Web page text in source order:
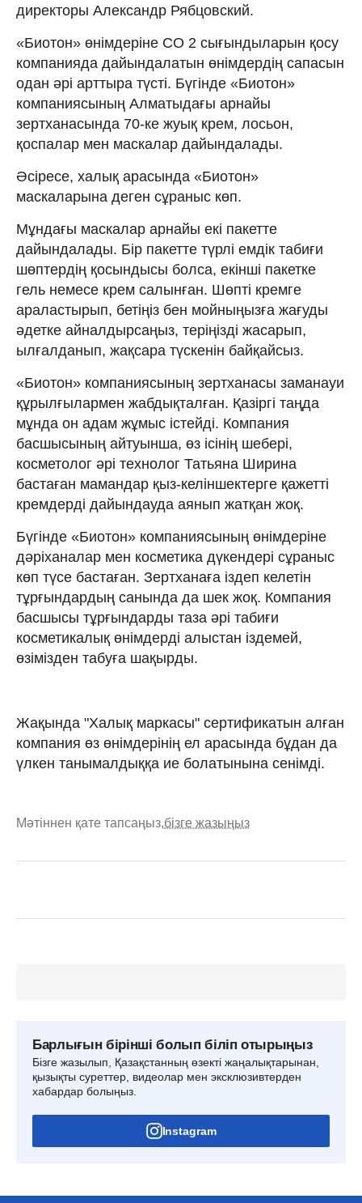
директоры Александр Рябцовский.
«Биотон» өнімдеріне СО 2 сығындыларын қосу
компанияда дайындалатын өнімдердің сапасын
одан әрі арттыра түсті. Бүгінде «Биотон»
компаниясының Алматыдағы арнайы
зертханасында 70-ке жуық крем, лосьон,
қоспалар мен маскалар дайындалады.
Әсіресе, халық арасында «Биотон»
маскаларына деген сұраныс көп.
Мұндағы маскалар арнайы екі пакетте
дайындалады. Бір пакетте түрлі емдік табиғи
шөптердің қосындысы болса, екінші пакетке
гель немесе крем салынған. Шөпті кремге
араластырып, бетіңіз бен мойныңызға жағуды
әдетке айналдырсаңыз, теріңізді жасарып,
ылғалданып, жақсара түскенін байқайсыз.
«Биотон» компаниясының зертханасы заманауи
құрылғылармен жабдықталған. Қазіргі таңда
мұнда он адам жұмыс істейді. Компания
басшысының айтуынша, өз ісінің шебері,
косметолог әрі технолог Татьяна Ширина
бастаған мамандар қыз-келіншектерге қажетті
кремдерді дайындауда аянып жатқан жоқ.
Бүгінде «Биотон» компаниясының өнімдеріне
дәріханалар мен косметика дүкендері сұраныс
көп түсе бастаған. Зертханаға іздеп келетін
тұрғындардың санында да шек жоқ. Компания
басшысы тұрғындарды таза әрі табиғи
косметикалық өнімдерді алыстан іздемей,
өзімізден табуға шақырды.
Жақында "Халық маркасы" сертификатын алған
компания өз өнімдерінің ел арасында бұдан да
үлкен танымалдыққа ие болатынына сенімді.
Мәтіннен қате тапсаңыз,бізге жазыңыз
Барлығын бірінші болып біліп отырыңыз
Бізге жазылып, Қазақстанның өзекті жаңалықтарынан,
қызықты суреттер, видеолар мен эксклюзивтерден
хабардар болыңыз.
Instagram